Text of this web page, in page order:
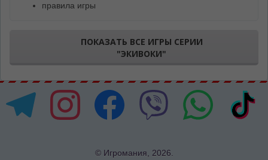
правила игры
ПОКАЗАТЬ ВСЕ ИГРЫ СЕРИИ
"ЭКИВОКИ"
© Игромания, 2026.